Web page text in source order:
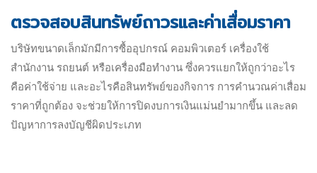
ตรวจสอบสินทรัพย์ถาวรและค่าเสื่อมราคา
บริษัทขนาดเล็กมักมีการซื้ออุปกรณ์ คอมพิวเตอร์ เครื่องใช้
สำนักงาน รถยนต์ หรือเครื่องมือทำงาน ซึ่งควรแยกให้ถูกว่าอะไร
คือค่าใช้จ่าย และอะไรคือสินทรัพย์ของกิจการ การคำนวณค่าเสื่อม
ราคาที่ถูกต้อง จะช่วยให้การปิดงบการเงินแม่นยำมากขึ้น และลด
ปัญหาการลงบัญชีผิดประเภท